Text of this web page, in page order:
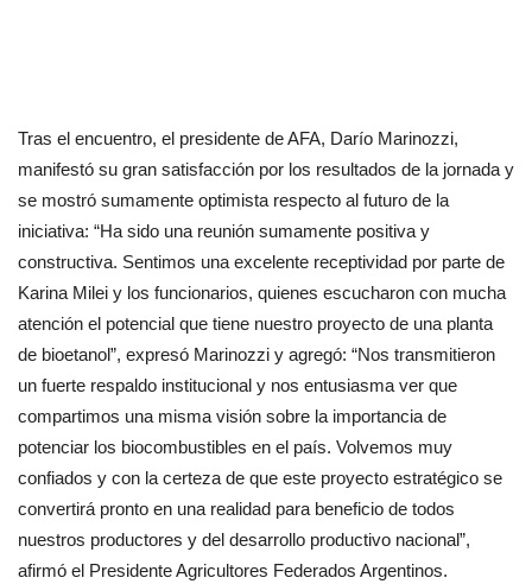
Tras el encuentro, el presidente de AFA, Darío Marinozzi,
manifestó su gran satisfacción por los resultados de la jornada y
se mostró sumamente optimista respecto al futuro de la
iniciativa: “Ha sido una reunión sumamente positiva y
constructiva. Sentimos una excelente receptividad por parte de
Karina Milei y los funcionarios, quienes escucharon con mucha
atención el potencial que tiene nuestro proyecto de una planta
de bioetanol”, expresó Marinozzi y agregó: “Nos transmitieron
un fuerte respaldo institucional y nos entusiasma ver que
compartimos una misma visión sobre la importancia de
potenciar los biocombustibles en el país. Volvemos muy
confiados y con la certeza de que este proyecto estratégico se
convertirá pronto en una realidad para beneficio de todos
nuestros productores y del desarrollo productivo nacional”,
afirmó el Presidente Agricultores Federados Argentinos.